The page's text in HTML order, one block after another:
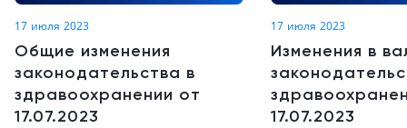
17 июля 2023
Общие изменения
законодательства в
здравоохранении от
17.07.2023
17 июля 2023
Изменения в
17.07.2023